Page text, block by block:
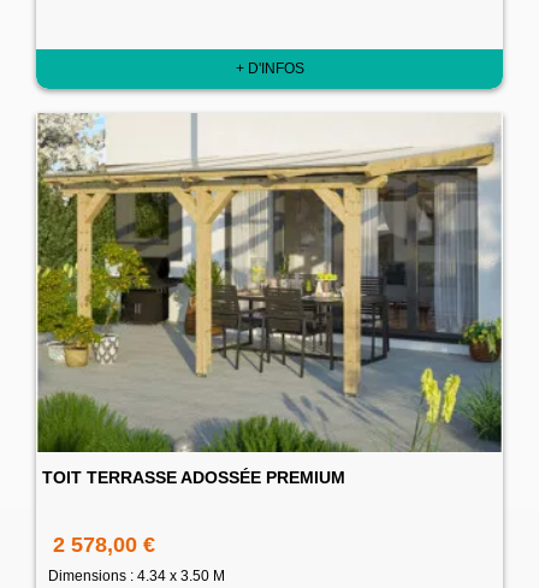
+ D'INFOS
TOIT TERRASSE ADOSSÉE PREMIUM
2 578,00 €
Dimensions : 4.34 x 3.50 M